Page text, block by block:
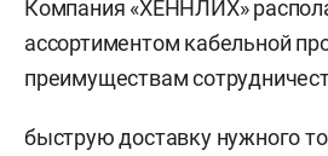
Компания «ХЕННЛИХ»
ассортиментом кабельной
преимуществам
быструю доставку нужного